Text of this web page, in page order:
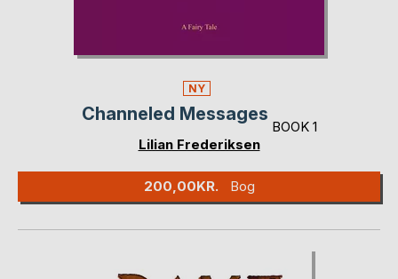
NY
Channeled Messages
BOOK 1
Lilian Frederiksen
200,00KR. Bog